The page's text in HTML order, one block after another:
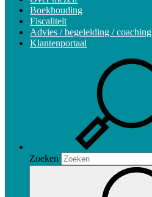
Boekhouding
Fiscaliteit
Advies / begeleiding / coaching
Klantenportaal
Zoeken